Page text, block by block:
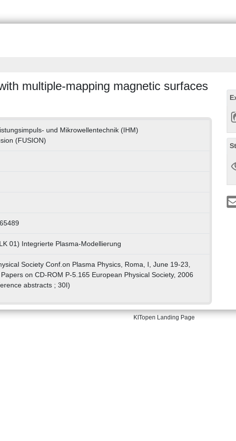
multiple-mapping magnetic surfaces
und Mikrowellentechnik (IHM)
(FUSION)
01) Integrierte Plasma-Modellierung
Society Conf.on Plasma Physics, Roma, I, June 19-23,
on CD-ROM P-5.165 European Physical Society, 2006
abstracts ; 30I)
KITopen Landing Page